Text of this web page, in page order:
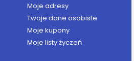
Moje adresy
Twoje dane osobiste
Moje kupony
Moje listy życzeń